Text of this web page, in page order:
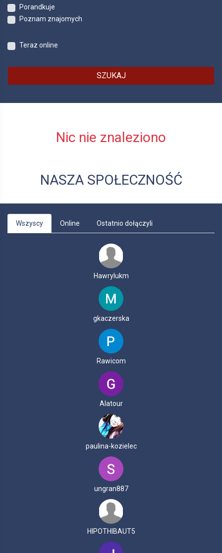
Porandkuje
Poznam znajomych
Teraz online
SZUKAJ
Nic nie znaleziono
NASZA SPOŁECZNOŚĆ
Wszyscy Online Ostatnio dołączyli
Hawrylukm
gkaczerska
Rawicom
Alatour
paulina-kozielec
ungran887
HIPOTHIBAUT5